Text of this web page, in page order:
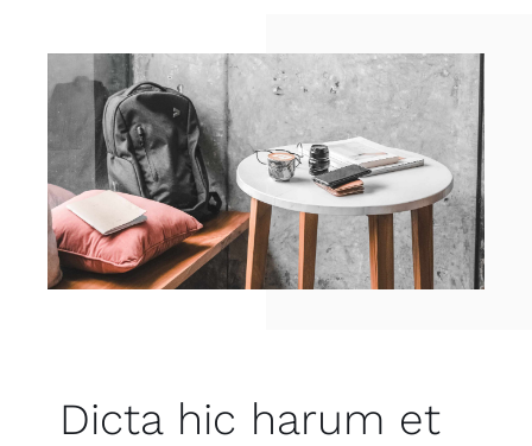
Dicta hic harum et